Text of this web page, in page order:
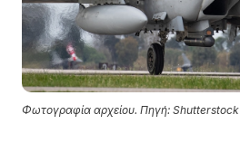
Φωτογραφία αρχείου. Πηγή: Shutterstock